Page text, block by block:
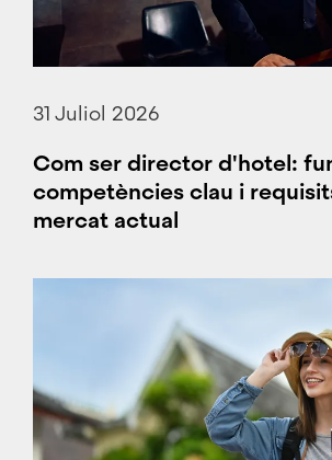
31 Juliol 2026
Com ser director d'hotel:
competències clau i
mercat actual